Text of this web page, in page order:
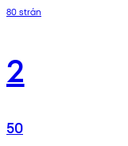
80 strán
2
50